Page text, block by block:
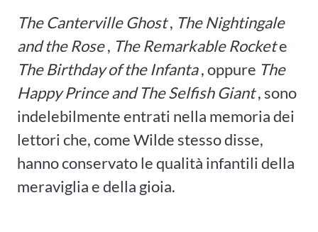
The Canterville Ghost, The Nightingale
and the Rose, The Remarkable Rockete
The Birthday of the Infanta, oppure The
Happy Prince and The Selfish Giant, sono
indelebilmente entrati nella memoria dei
lettori che, come Wilde stesso disse,
hanno conservato le qualità infantili della
meraviglia e della gioia.